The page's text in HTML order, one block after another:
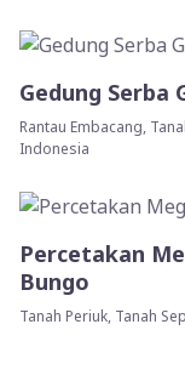
Gedung Serba
Rantau Embacang,
Indonesia
Percetakan
Bungo
Tanah Periuk, Tanah